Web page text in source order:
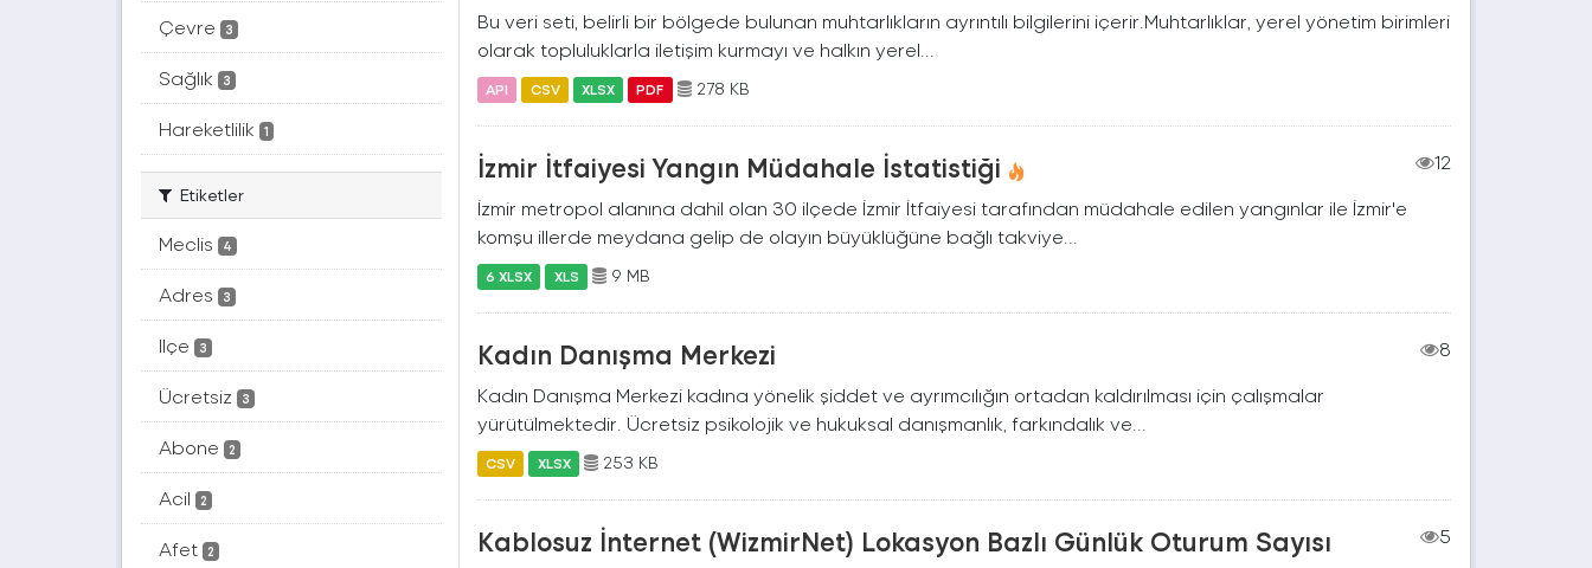
Çevre 3
Sağlık 3
Hareketlilik 1
Etiketler
Meclis 4
Adres 3
Ilçe 3
Ücretsiz 3
Abone 2
Acil 2
Afet 2
Bu veri seti, belirli bir bölgede bulunan muhtarlıkların ayrıntılı bilgilerini içerir.Muhtarlıklar, yerel yönetim birimleri
olarak topluluklarla iletişim kurmayı ve halkın yerel...
API CSV XLSX PDF 278 KB
İzmir İtfaiyesi Yangın Müdahale İstatistiği
12
İzmir metropol alanına dahil olan 30 ilçede İzmir İtfaiyesi tarafından müdahale edilen yangınlar ile İzmir'e
komşu illerde meydana gelip de olayın büyüklüğüne bağlı takviye...
6 XLSX XLS 9 MB
Kadın Danışma Merkezi
8
Kadın Danışma Merkezi kadına yönelik şiddet ve ayrımcılığın ortadan kaldırılması için çalışmalar
yürütülmektedir. Ücretsiz psikolojik ve hukuksal danışmanlık, farkındalık ve...
CSV XLSX 253 KB
Kablosuz İnternet (WizmirNet) Lokasyon Bazlı Günlük Oturum Sayısı
5